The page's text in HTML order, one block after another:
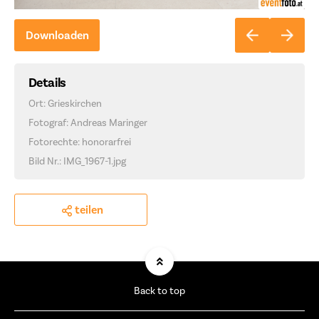
Downloaden
Details
Ort: Grieskirchen
Fotograf: Andreas Maringer
Fotorechte: honorarfrei
Bild Nr.: IMG_1967-1.jpg
teilen
Back to top